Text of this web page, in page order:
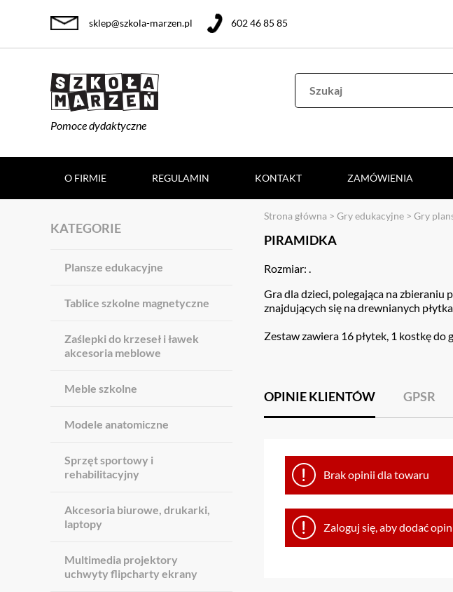
Pomoce dydaktyczne
sklep@szkola-marzen.pl 602 46 85 85
O FIRMIE REGULAMIN KONTAKT ZAMÓWIENIA
KATEGORIE
Plansze edukacyjne
Tablice szkolne magnetyczne
Zaślepki do krzeseł i ławek
akcesoria meblowe
Meble szkolne
Modele anatomiczne
Sprzęt sportowy i
rehabilitacyjny
Akcesoria biurowe, drukarki,
laptopy
Multimedia projektory
uchwyty flipcharty ekrany
Strona główna > Gry edukacyjne > Gry
PIRAMIDKA
Rozmiar: .
Gra dla dzieci, polegająca na zbieraniu
znajdujących się na drewnianych
Zestaw zawiera 16 płytek, 1 kostkę do
OPINIE KLIENTÓW GPSR
Brak opinii dla towaru
Zaloguj się, aby dodać